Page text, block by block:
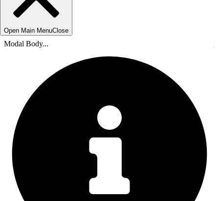
Open Main MenuClose
Modal Body...